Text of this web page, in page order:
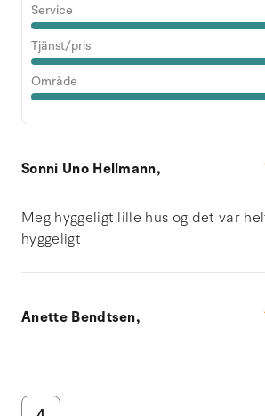
Service
Tjänst/pris
Område
Sonni Uno Hellmann,
Meg hyggeligt lille hus og det var
hyggeligt
Anette Bendtsen,